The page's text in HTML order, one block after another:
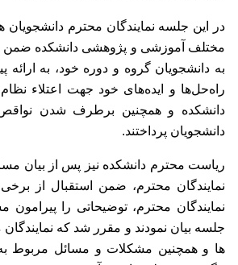
در این جلسه نمایندگان محترم دانشجویان
مختلف آموزشی و پژوهشی دانشکده ضمن
به دانشجویان گروه و دوره خود، به ارائه
راه‌حل‌ها و ایده‌های خود جهت اعتلاء
دانشکده و همچنین برطرف شدن
دانشجویان پرداختند.
ریاست محترم دانشکده نیز پس از بیان
نمایندگان محترم، ضمن استقبال از
نمایندگان محترم، توضیحاتی را
جلسه بیان نمودند و مقرر شد که نمایندگان
ها و همچنین مشکلات و مسائل مربوط